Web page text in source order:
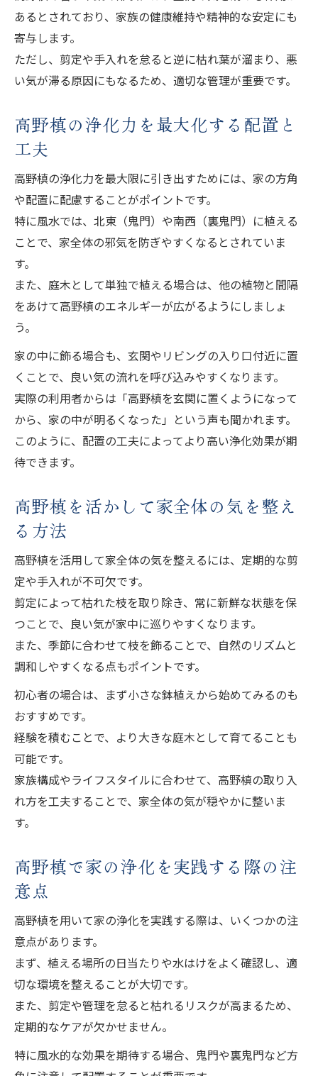
あるとされており、家族の健康維持や精神的な安定にも
寄与します。
ただし、剪定や手入れを怠ると逆に枯れ葉が溜まり、悪
い気が滞る原因にもなるため、適切な管理が重要です。
高野槙の浄化力を最大化する配置と
工夫
高野槙の浄化力を最大限に引き出すためには、家の方角
や配置に配慮することがポイントです。
特に風水では、北東（鬼門）や南西（裏鬼門）に植える
ことで、家全体の邪気を防ぎやすくなるとされていま
す。
また、庭木として単独で植える場合は、他の植物と間隔
をあけて高野槙のエネルギーが広がるようにしましょ
う。
家の中に飾る場合も、玄関やリビングの入り口付近に置
くことで、良い気の流れを呼び込みやすくなります。
実際の利用者からは「高野槙を玄関に置くようになって
から、家の中が明るくなった」という声も聞かれます。
このように、配置の工夫によってより高い浄化効果が期
待できます。
高野槙を活かして家全体の気を整え
る方法
高野槙を活用して家全体の気を整えるには、定期的な剪
定や手入れが不可欠です。
剪定によって枯れた枝を取り除き、常に新鮮な状態を保
つことで、良い気が家中に巡りやすくなります。
また、季節に合わせて枝を飾ることで、自然のリズムと
調和しやすくなる点もポイントです。
初心者の場合は、まず小さな鉢植えから始めてみるのも
おすすめです。
経験を積むことで、より大きな庭木として育てることも
可能です。
家族構成やライフスタイルに合わせて、高野槙の取り入
れ方を工夫することで、家全体の気が穏やかに整いま
す。
高野槙で家の浄化を実践する際の注
意点
高野槙を用いて家の浄化を実践する際は、いくつかの注
意点があります。
まず、植える場所の日当たりや水はけをよく確認し、適
切な環境を整えることが大切です。
また、剪定や管理を怠ると枯れるリスクが高まるため、
定期的なケアが欠かせません。
特に風水的な効果を期待する場合、鬼門や裏鬼門など方